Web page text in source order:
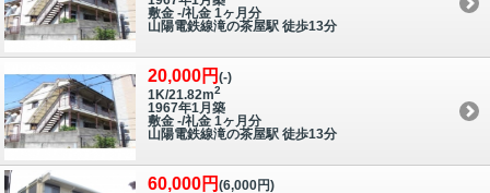
敷金 -/礼金 1ヶ月分
山陽電鉄線滝の茶屋駅 徒歩13分
20,000円 (-)
1K/21.82m2
1967年1月築
敷金 -/礼金 1ヶ月分
山陽電鉄線滝の茶屋駅 徒歩13分
60,000円 (6,000円)